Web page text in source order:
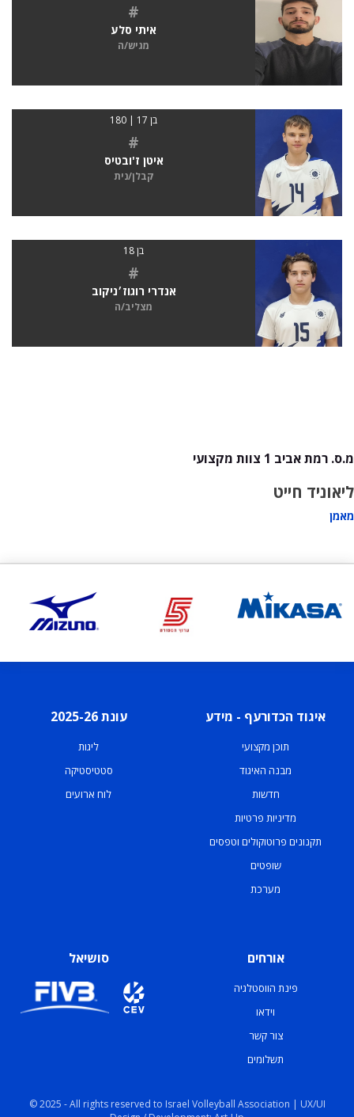
#
איתי סלע
מגיש/ה
בן 17 | 180
#
איטן ז'ובטיס
קבלן/נית
בן 18
#
אנדרי רוגוז׳ניקוב
מצליב/ה
מ.ס. רמת אביב 1 צוות מקצועי
ליאוניד חייט
מאמן
איגוד הכדורעף - מידע
תוכן מקצועי
מבנה האיגוד
חדשות
מדיניות פרטיות
תקנונים פרוטוקולים וטפסים
שופטים
מערכת
עונת 2025-26
ליגות
סטטיסטיקה
לוח ארועים
אורחים
פינת הווסטלגיה
וידאו
צור קשר
תשלומים
סושיאל
© 2025 - All rights reserved to Israel Volleyball Association | UX/UI